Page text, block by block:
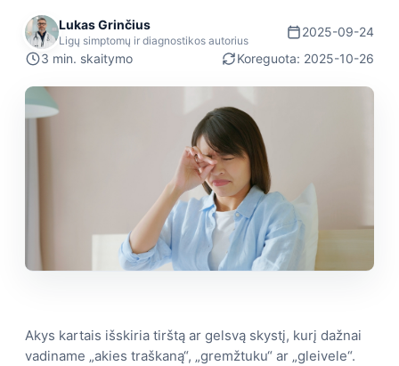
Lukas Grinčius
Ligų simptomų ir diagnostikos autorius
2025-09-24
3 min. skaitymo
Koreguota: 2025-10-26
Akys kartais išskiria tirštą ar gelsvą skystį, kurį dažnai
vadiname „akies traškaną“, „gremžtuku“ ar „gleivele“.